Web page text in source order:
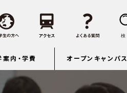
案内・学費 オープンキャンパス